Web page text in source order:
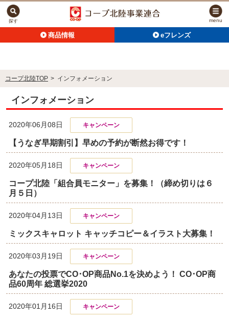
商品情報 eフレンズ
探す menu
コープ北陸TOP > インフォメーション
インフォメーション
2020年06月08日 キャンペーン
【うなぎ早期割引】早めの予約が断然お得です！
2020年05月18日 キャンペーン
コープ北陸「組合員モニター」を募集！（締め切りは６
月５日）
2020年04月13日 キャンペーン
ミックスキャロット キャッチコピー＆イラスト大募集！
2020年03月19日 キャンペーン
あなたの投票でCO･OP商品No.1を決めよう！ CO･OP商
品60周年 総選挙2020
2020年01月16日 キャンペーン